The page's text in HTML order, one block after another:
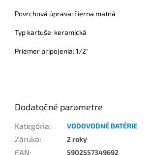
Povrchová úprava: čierna matná
Typ kartuše: keramická
Priemer pripojenia: 1/2"
Dodatočné parametre
Kategória: VODOVODNÉ BATÉRIE
Záruka: 2 roky
EAN: 5902557349692